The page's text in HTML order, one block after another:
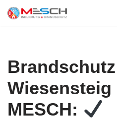
Brandschutz
Wiesensteig
MESCH: